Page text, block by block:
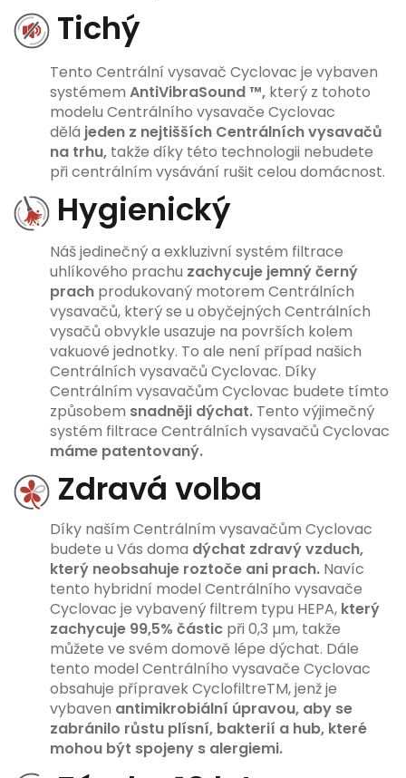
Tichý
Tento Centrální vysavač Cyclovac je vybaven
systémem AntiVibraSound ™, který z tohoto
modelu Centrálního vysavače Cyclovac
dělá jeden z nejtišších Centrálních vysavačů
na trhu, takže díky této technologii nebudete
při centrálním vysávání rušit celou domácnost.
Hygienický
Náš jedinečný a exkluzivní systém filtrace
uhlíkového prachu zachycuje jemný černý
prach produkovaný motorem Centrálních
vysavačů, který se u obyčejných Centrálních
vysačů obvykle usazuje na površích kolem
vakuové jednotky. To ale není případ našich
Centrálních vysavačů Cyclovac. Díky
Centrálním vysavačům Cyclovac budete tímto
způsobem snadněji dýchat. Tento výjimečný
systém filtrace Centrálních vysavačů Cyclovac
máme patentovaný.
Zdravá volba
Díky naším Centrálním vysavačům Cyclovac
budete u Vás doma dýchat zdravý vzduch,
který neobsahuje roztoče ani prach. Navíc
tento hybridní model Centrálního vysavače
Cyclovac je vybavený filtrem typu HEPA, který
zachycuje 99,5% částic při 0,3 µm, takže
můžete ve svém domově lépe dýchat. Dále
tento model Centrálního vysavače Cyclovac
obsahuje přípravek CyclofiltreTM, jenž je
vybaven antimikrobiální úpravou, aby se
zabránilo růstu plísní, bakterií a hub, které
mohou být spojeny s alergiemi.